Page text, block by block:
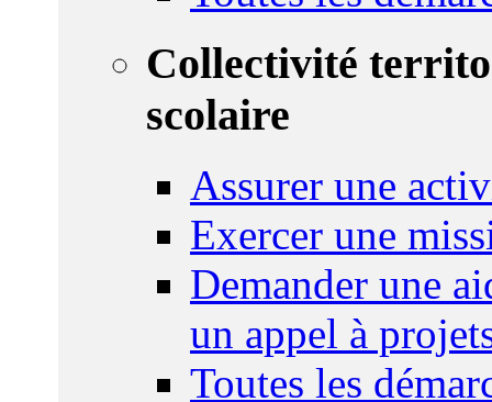
Collectivité
scolaire
Assurer une
Exercer une
Demander une
un appel à
Toutes les